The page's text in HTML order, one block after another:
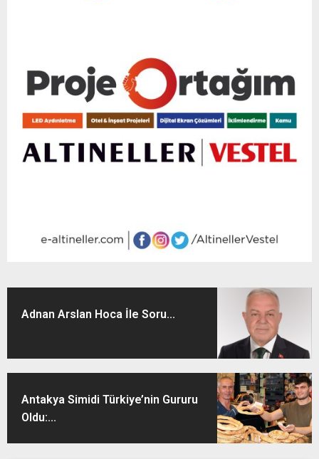
Adnan Arslan Hoca İle Soru...
Antakya Simidi Türkiye’nin Gururu
Oldu:...